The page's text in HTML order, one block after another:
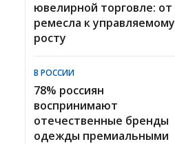
ювелирной торговле: от
ремесла к управляемому
росту
В РОССИИ
78% россиян
воспринимают
отечественные бренды
одежды премиальными